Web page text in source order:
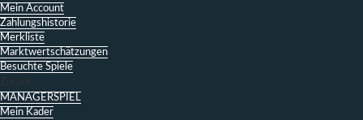
Mein Account
Zahlungshistorie
Merkliste
Marktwertschätzungen
Besuchte Spiele
Zurück
MANAGERSPIEL
Mein Kader